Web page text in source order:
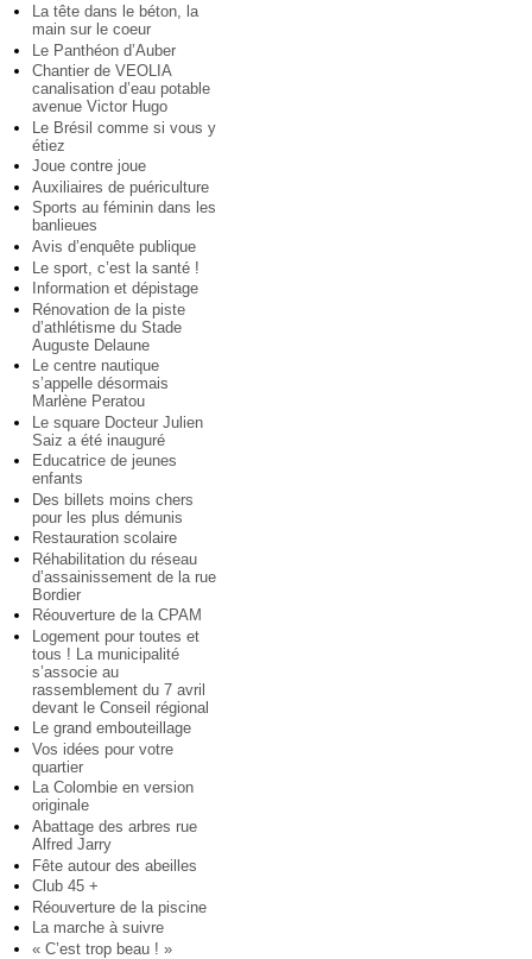
La tête dans le béton, la
main sur le coeur
Le Panthéon d’Auber
Chantier de VEOLIA
canalisation d’eau potable
avenue Victor Hugo
Le Brésil comme si vous y
étiez
Joue contre joue
Auxiliaires de puériculture
Sports au féminin dans les
banlieues
Avis d’enquête publique
Le sport, c’est la santé !
Information et dépistage
Rénovation de la piste
d’athlétisme du Stade
Auguste Delaune
Le centre nautique
s’appelle désormais
Marlène Peratou
Le square Docteur Julien
Saiz a été inauguré
Educatrice de jeunes
enfants
Des billets moins chers
pour les plus démunis
Restauration scolaire
Réhabilitation du réseau
d’assainissement de la rue
Bordier
Réouverture de la CPAM
Logement pour toutes et
tous ! La municipalité
s’associe au
rassemblement du 7 avril
devant le Conseil régional
Le grand embouteillage
Vos idées pour votre
quartier
La Colombie en version
originale
Abattage des arbres rue
Alfred Jarry
Fête autour des abeilles
Club 45 +
Réouverture de la piscine
La marche à suivre
« C’est trop beau ! »